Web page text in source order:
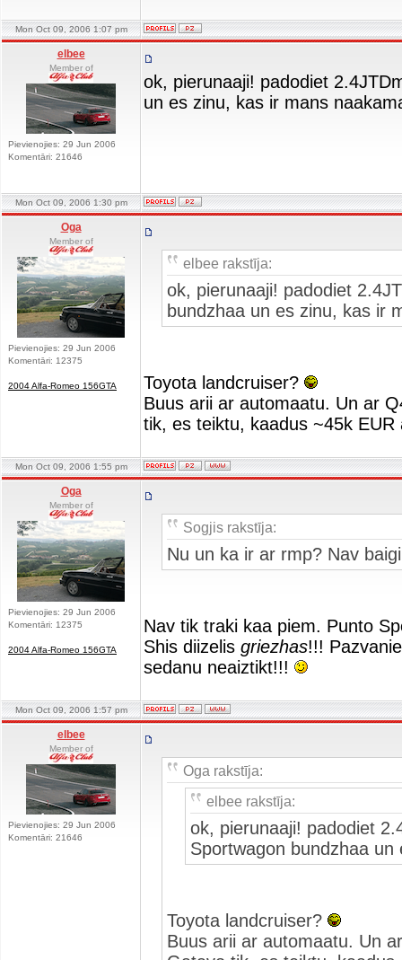
Mon Oct 09, 2006 1:07 pm
elbee
Member of
Pievienojies: 29 Jun 2006
Komentāri: 21646
ok, pierunaaji! padodiet
un es zinu, kas ir mans
Mon Oct 09, 2006 1:30 pm
Oga
Member of
Pievienojies: 29 Jun 2006
Komentāri: 12375
2004 Alfa-Romeo 156GTA
elbee rakstīja:
ok, pierunaaji! padodiet
bundzhaa un es zinu, kas ir
Toyota landcruiser?
Buus arii ar automaatu. Un ar
tik, es teiktu, kaadus ~45k
Mon Oct 09, 2006 1:55 pm
Oga
Member of
Pievienojies: 29 Jun 2006
Komentāri: 12375
2004 Alfa-Romeo 156GTA
Sogjis rakstīja:
Nu un ka ir ar rmp? Nav
Nav tik traki kaa piem. Punto
Shis diizelis griezhas!!!
sedanu neaiztikt!!!
Mon Oct 09, 2006 1:57 pm
elbee
Member of
Pievienojies: 29 Jun 2006
Komentāri: 21646
Oga rakstīja:
elbee rakstīja:
ok, pierunaaji! padodiet
Sportwagon bundzhaa
Toyota landcruiser?
Buus arii ar automaatu. Un